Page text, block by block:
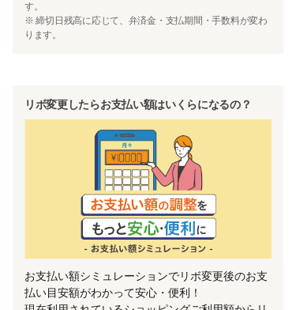
す。
※ 締切日残高に応じて、弁済金・支払期間・手数料が変わ
ります。
リボ変更したらお支払い額はいくらになるの？
お支払い額シミュレーションでリボ変更後のお支
払い目安額がわかって安心・便利！